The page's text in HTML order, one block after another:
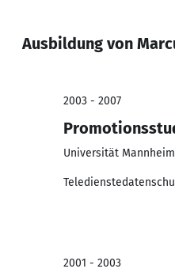
Ausbildung von
2003 - 2007
Universität Mannheim
2001 - 2003